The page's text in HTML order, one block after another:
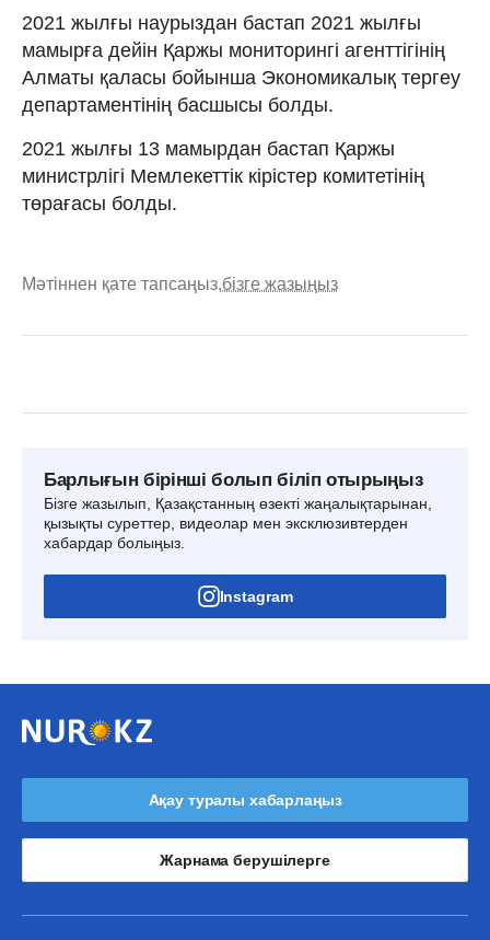
2021 жылғы наурыздан бастап 2021 жылғы
мамырға дейін Қаржы мониторингі агенттігінің
Алматы қаласы бойынша Экономикалық тергеу
департаментінің басшысы болды.
2021 жылғы 13 мамырдан бастап Қаржы
министрлігі Мемлекеттік кірістер комитетінің
төрағасы болды.
Мәтіннен қате тапсаңыз,бізге жазыңыз
Барлығын бірінші болып біліп отырыңыз
Бізге жазылып, Қазақстанның өзекті жаңалықтарынан,
қызықты суреттер, видеолар мен эксклюзивтерден
хабардар болыңыз.
Instagram
Ақау туралы хабарлаңыз
Жарнама берушілерге